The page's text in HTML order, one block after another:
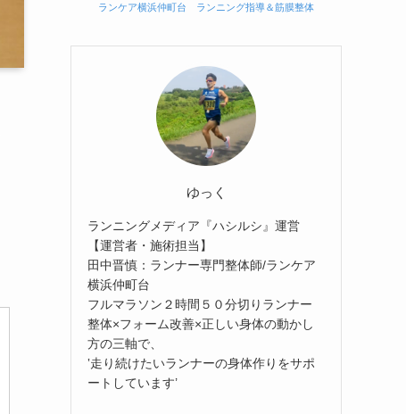
ランケア横浜仲町台 ランニング指導＆筋膜整体
ゆっく
ランニングメディア『ハシルシ』運営
【運営者・施術担当】
田中晋慎：ランナー専門整体師/ランケア
横浜仲町台
フルマラソン２時間５０分切りランナー
整体×フォーム改善×正しい身体の動かし
方の三軸で、
‛走り続けたいランナーの身体作りをサポ
ートしています’